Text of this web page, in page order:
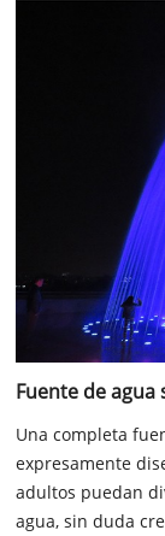
Fuente de
Una completa
expresamente
adultos puedan
agua, sin duda